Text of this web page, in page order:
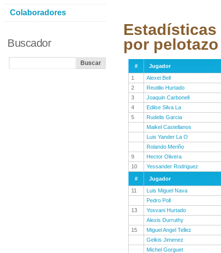
Estadísticas
por pelotazo
#
Jugador
1
Alexei Bell
2
Reutilio Hurtado
3
Joaquin Carbonell
4
Edilse Silva La
5
Rudelis Garcia
Maikel Castellanos
Luis Yander La O
Rolando Meriño
9
Hector Olivera
10
Yessander Rodriguez
#
Jugador
11
Luis Miguel Nava
Pedro Poll
13
Yosvani Hurtado
Alexis Durruthy
15
Miguel Angel Tellez
Gelkis Jimenez
Michel Gorguet
Colaboradores
Buscador